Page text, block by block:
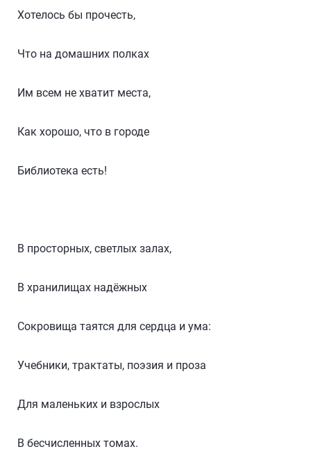
Хотелось бы прочесть,
Что на домашних полках
Им всем не хватит места,
Как хорошо, что в городе
Библиотека есть!
В просторных, светлых залах,
В хранилищах надёжных
Сокровища таятся для сердца и ума:
Учебники, трактаты, поэзия и проза
Для маленьких и взрослых
В бесчисленных томах.